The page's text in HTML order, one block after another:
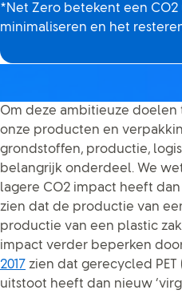
*Net Zero betekent een
minimaliseren en het
Om deze ambitieuze
onze producten en
grondstoffen, productie,
belangrijk onderdeel. We
lagere CO2 impact heeft
zien dat de productie van
productie van een plastic
impact verder beperken
2017 zien dat gerecycled
uitstoot heeft dan nieuw